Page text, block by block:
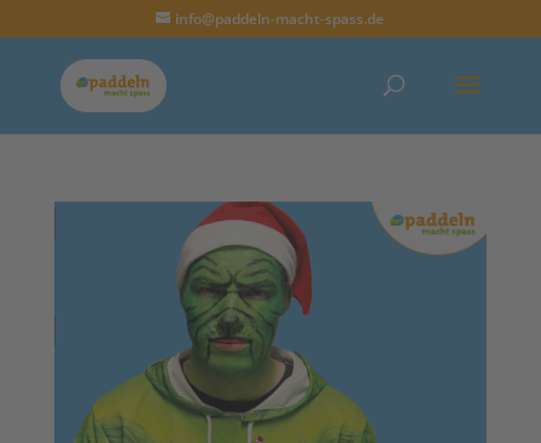
info@paddeln-macht-spass.de